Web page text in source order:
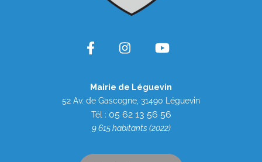
Mairie de Léguevin
52 Av. de Gascogne, 31490 Léguevin
Tél : 05 62 13 56 56
9 615 habitants (2022)